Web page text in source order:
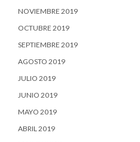
NOVIEMBRE 2019
OCTUBRE 2019
SEPTIEMBRE 2019
AGOSTO 2019
JULIO 2019
JUNIO 2019
MAYO 2019
ABRIL 2019